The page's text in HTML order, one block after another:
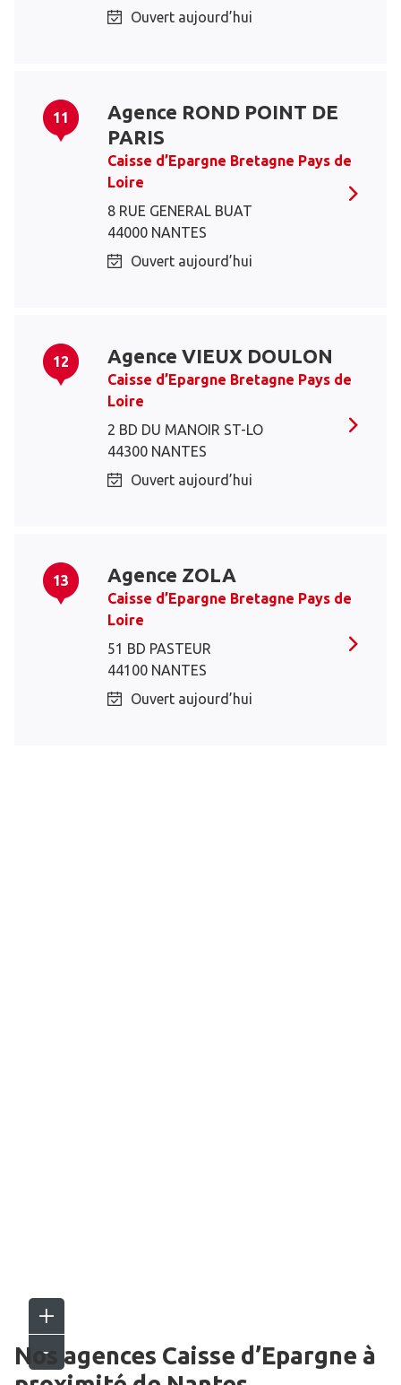
Ouvert aujourd’hui
11
Agence ROND POINT DE
PARIS
Caisse d’Epargne Bretagne Pays de
Loire
8 RUE GENERAL BUAT
44000 NANTES
Ouvert aujourd’hui
12 Agence VIEUX DOULON
Caisse d’Epargne Bretagne Pays de
Loire
2 BD DU MANOIR ST-LO
44300 NANTES
Ouvert aujourd’hui
13 Agence ZOLA
Caisse d’Epargne Bretagne Pays de
Loire
51 BD PASTEUR
44100 NANTES
Ouvert aujourd’hui
Nos agences Caisse d’Epargne à